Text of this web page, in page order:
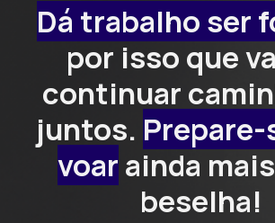
Dá trabalho ser
por isso que
continuar
juntos. Prepare-
voar ainda
beselha!